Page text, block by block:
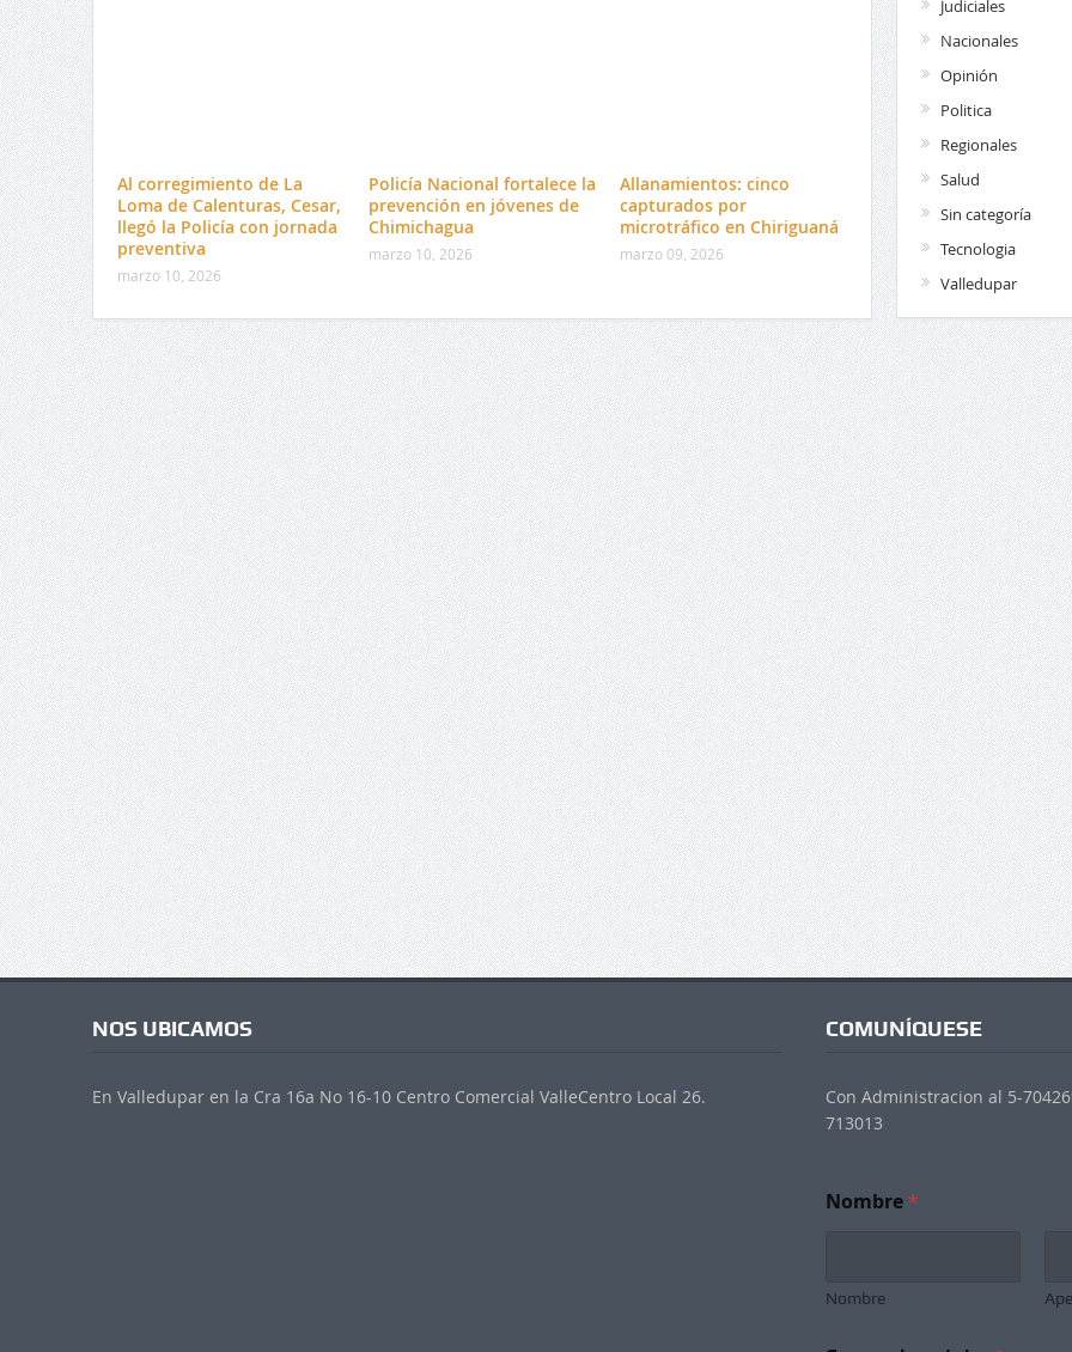
Al corregimiento de La
Loma de Calenturas, Cesar,
llegó la Policía con jornada
preventiva
marzo 10, 2026
Policía Nacional fortalece la
prevención en jóvenes de
Chimichagua
marzo 10, 2026
Allanamientos: cinco
capturados por
microtráfico en Chiriguaná
marzo 09, 2026
Judiciales
Nacionales
Opinión
Politica
Regionales
Salud
Sin categoría
Tecnologia
Valledupar
NOS UBICAMOS
En Valledupar en la Cra 16a No 16-10 Centro Comercial ValleCentro Local 26.
COMUNÍQUESE
Con Administracion al 5-
713013
Nombre*
Nombre